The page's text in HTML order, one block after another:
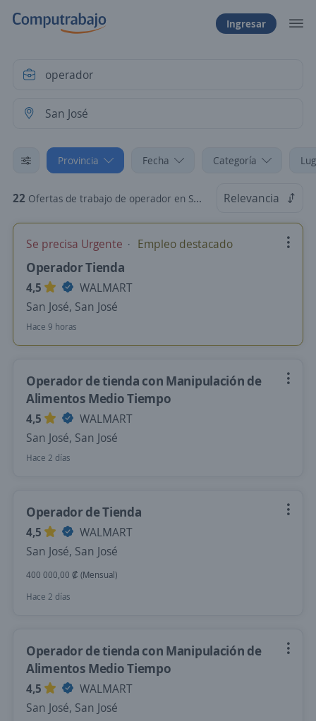
Ingresar
Provincia Fecha Categoría
22 Ofertas de trabajo de operador en San José, San José Relevancia
Se precisa Urgente Empleo destacado
Operador Tienda
4,5
WALMART
San José, San José
Hace 9 horas
Operador de tienda con Manipulación de
Alimentos Medio Tiempo
4,5
WALMART
San José, San José
Hace 2 días
Operador de Tienda
4,5
WALMART
San José, San José
400 000,00 ₡ (Mensual)
Hace 2 días
Operador de tienda con Manipulación de
Alimentos Medio Tiempo
4,5
WALMART
San José, San José